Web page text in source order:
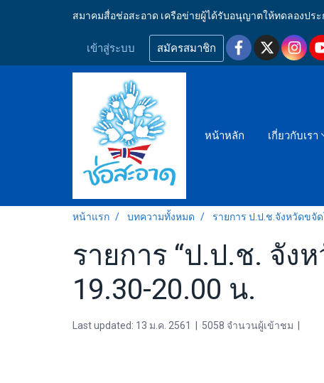
สมาคมสื่อช่อสะอาด เครือข่ายผู้ได้รับอนุญาตให้ทดลองปร
เข้าสู่ระบบ สมัครสมาชิก
หน้าหลัก เกี่ยวกับเรา
หน้าแรก บทความทั้งหมด รายการ ป.ป.ช.จังหวัดขจัด
รายการ “ป.ป.ช. จัง
19.30-20.00 น.
Last updated: 13 ม.ค. 2561 5058 จำนวนผู้เข้าชม